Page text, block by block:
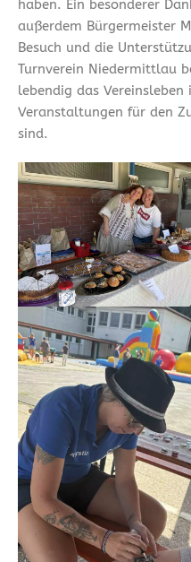
haben. Ein besonderer
außerdem Bürgermeister
Besuch und die
Turnverein Niedermittlau
lebendig das
Veranstaltungen für den
sind.